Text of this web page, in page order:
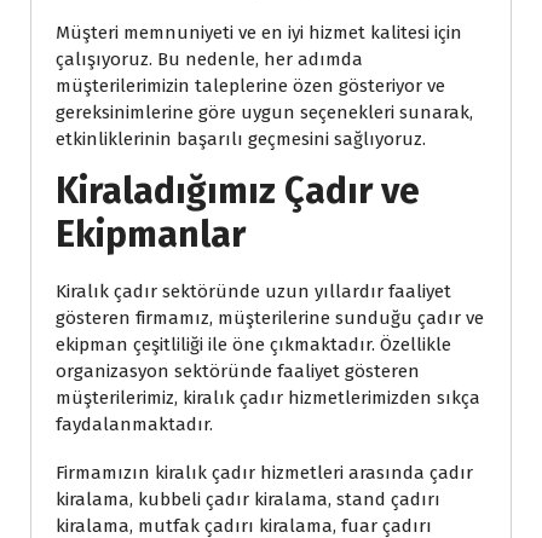
Müşteri memnuniyeti ve en iyi hizmet kalitesi için
çalışıyoruz. Bu nedenle, her adımda
müşterilerimizin taleplerine özen gösteriyor ve
gereksinimlerine göre uygun seçenekleri sunarak,
etkinliklerinin başarılı geçmesini sağlıyoruz.
Kiraladığımız Çadır ve
Ekipmanlar
Kiralık çadır sektöründe uzun yıllardır faaliyet
gösteren firmamız, müşterilerine sunduğu çadır ve
ekipman çeşitliliği ile öne çıkmaktadır. Özellikle
organizasyon sektöründe faaliyet gösteren
müşterilerimiz, kiralık çadır hizmetlerimizden sıkça
faydalanmaktadır.
Firmamızın kiralık çadır hizmetleri arasında çadır
kiralama, kubbeli çadır kiralama, stand çadırı
kiralama, mutfak çadırı kiralama, fuar çadırı